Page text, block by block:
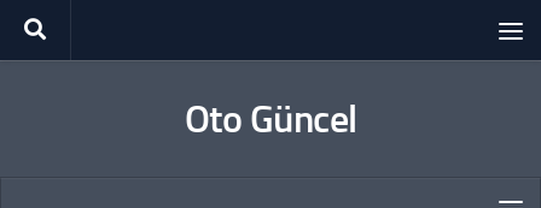
Skip to content
Oto Güncel